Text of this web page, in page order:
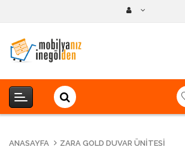
ANASAYFA ZARA GOLD DUVAR ÜNITESI